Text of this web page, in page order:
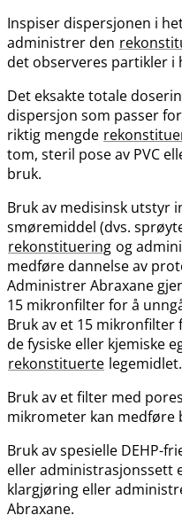
Inspiser dispersjonen i
administrer den
det observeres partikler i
Det eksakte totale
dispersjon som passer
riktig mengde
tom, steril pose av PVC
bruk.
Bruk av medisinsk utstyr
smøremiddel (dvs.
rekonstituering og
medføre dannelse av
Administrer Abraxane
15 mikronfilter for å
Bruk av et 15
de fysiske eller kjemiske
rekonstituerte legemidlet.
Bruk av et filter med
mikrometer kan medføre
Bruk av spesielle DEHP-
eller administrasjonssett
klargjøring eller
Abraxane.